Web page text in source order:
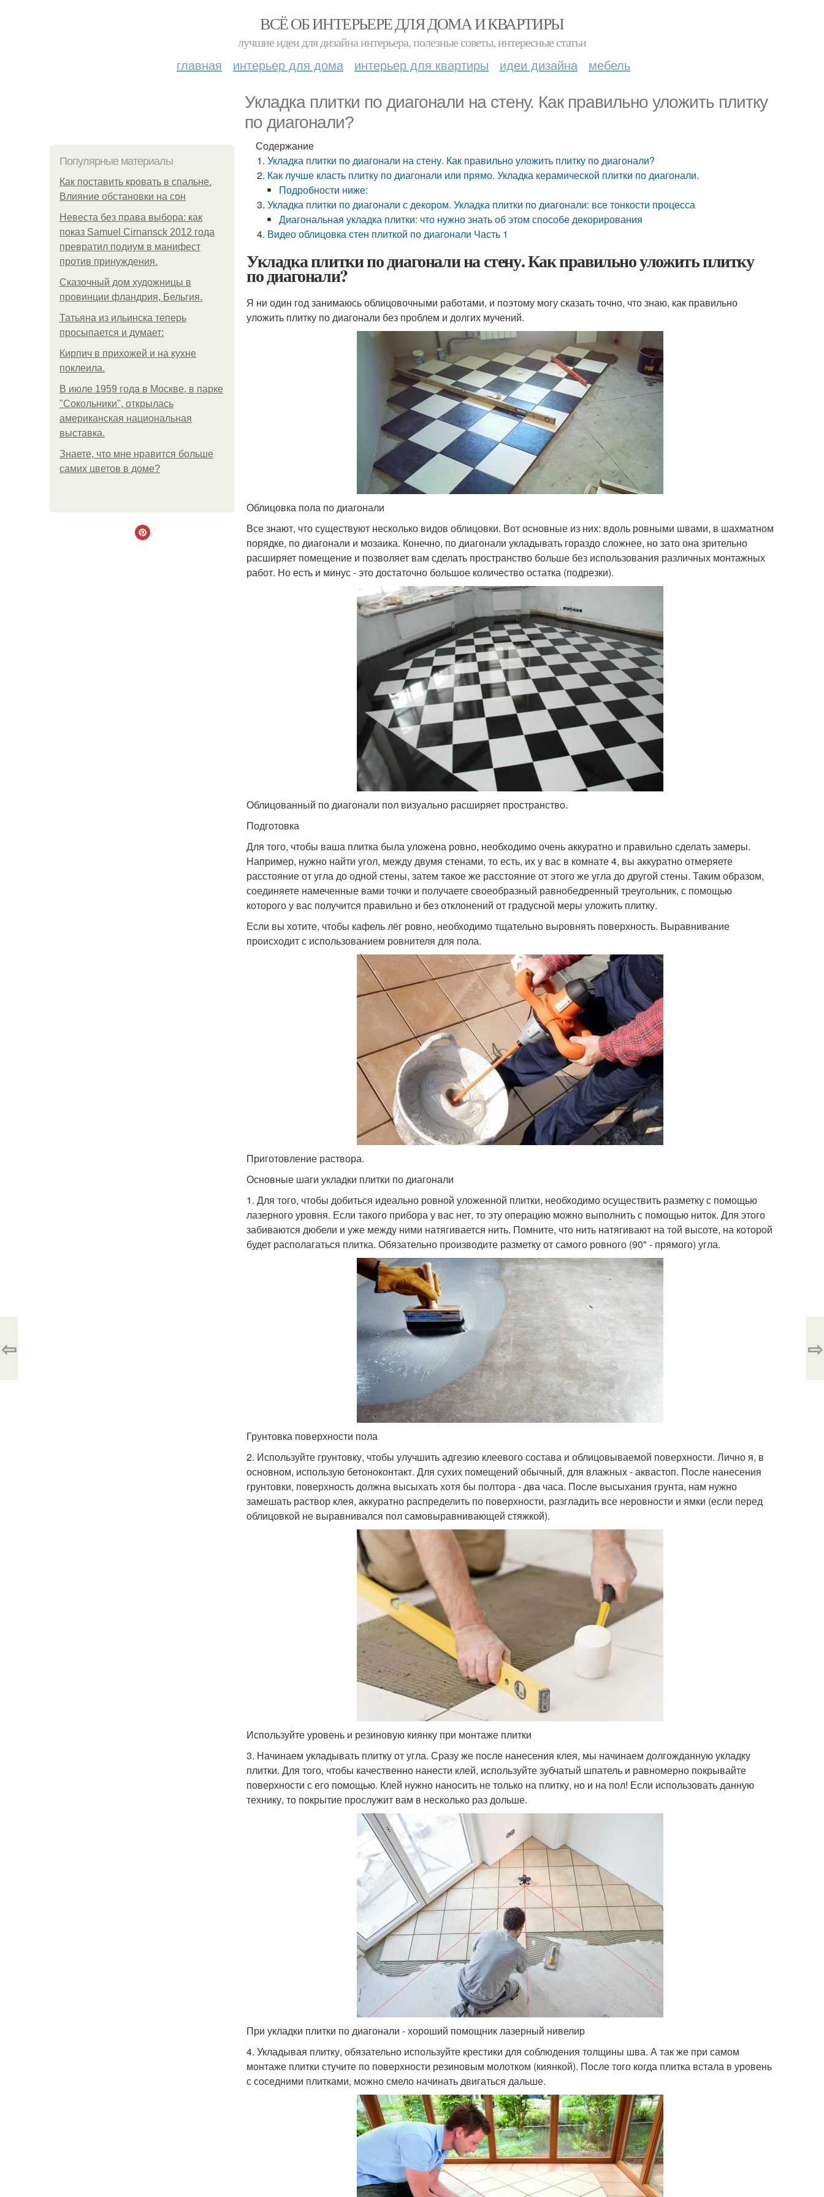
ВСЁ ОБ ИНТЕРЬЕРЕ ДЛЯ ДОМА И КВАРТИРЫ
лучшие идеи для дизайна интерьера, полезные советы, интересные статьи
главная интерьер для дома интерьер для квартиры идеи дизайна мебель
Укладка плитки по диагонали на стену. Как правильно уложить плитку
по диагонали?
Популярные материалы
Как поставить кровать в спальне.
Влияние обстановки на сон
Невеста без права выбора: как
показ Samuel Cirnansck 2012 года
превратил подиум в манифест
против принуждения.
Сказочный дом художницы в
провинции фландрия, Бельгия.
Татьяна из ильинска теперь
просыпается и думает:
Кирпич в прихожей и на кухне
поклеила.
В июле 1959 года в Москве, в парке
"Сокольники", открылась
американская национальная
выставка.
Знаете, что мне нравится больше
самих цветов в доме?
Содержание
Укладка плитки по диагонали на стену. Как правильно уложить плитку по диагонали?
Как лучше класть плитку по диагонали или прямо. Укладка керамической плитки по диагонали.
Подробности ниже:
Укладка плитки по диагонали с декором. Укладка плитки по диагонали: все тонкости процесса
Диагональная укладка плитки: что нужно знать об этом способе декорирования
Видео облицовка стен плиткой по диагонали Часть 1
Укладка плитки по диагонали на стену. Как правильно уложить плитку
по диагонали?
Я ни один год занимаюсь облицовочными работами, и поэтому могу сказать точно, что знаю, как правильно
уложить плитку по диагонали без проблем и долгих мучений.
Облицовка пола по диагонали
Все знают, что существуют несколько видов облицовки. Вот основные из них: вдоль ровными швами, в шахматном
порядке, по диагонали и мозаика. Конечно, по диагонали укладывать гораздо сложнее, но зато она зрительно
расширяет помещение и позволяет вам сделать пространство больше без использования различных монтажных
работ. Но есть и минус - это достаточно большое количество остатка (подрезки).
Облицованный по диагонали пол визуально расширяет пространство.
Подготовка
Для того, чтобы ваша плитка была уложена ровно, необходимо очень аккуратно и правильно сделать замеры.
Например, нужно найти угол, между двумя стенами, то есть, их у вас в комнате 4, вы аккуратно отмеряете
расстояние от угла до одной стены, затем такое же расстояние от этого же угла до другой стены. Таким образом,
соединяете намеченные вами точки и получаете своеобразный равнобедренный треугольник, с помощью
которого у вас получится правильно и без отклонений от градусной меры уложить плитку.
Если вы хотите, чтобы кафель лёг ровно, необходимо тщательно выровнять поверхность. Выравнивание
происходит с использованием ровнителя для пола.
Приготовление раствора.
Основные шаги укладки плитки по диагонали
1. Для того, чтобы добиться идеально ровной уложенной плитки, необходимо осуществить разметку с помощью
лазерного уровня. Если такого прибора у вас нет, то эту операцию можно выполнить с помощью ниток. Для этого
забиваются дюбели и уже между ними натягивается нить. Помните, что нить натягивают на той высоте, на которой
будет располагаться плитка. Обязательно производите разметку от самого ровного (90" - прямого) угла.
Грунтовка поверхности пола
2. Используйте грунтовку, чтобы улучшить адгезию клеевого состава и облицовываемой поверхности. Лично я, в
основном, использую бетоноконтакт. Для сухих помещений обычный, для влажных - аквастоп. После нанесения
грунтовки, поверхность должна высыхать хотя бы полтора - два часа. После высыхания грунта, нам нужно
замешать раствор клея, аккуратно распределить по поверхности, разгладить все неровности и ямки (если перед
облицовкой не выравнивался пол самовыравнивающей стяжкой).
Используйте уровень и резиновую киянку при монтаже плитки
3. Начинаем укладывать плитку от угла. Сразу же после нанесения клея, мы начинаем долгожданную укладку
плитки. Для того, чтобы качественно нанести клей, используйте зубчатый шпатель и равномерно покрывайте
поверхности с его помощью. Клей нужно наносить не только на плитку, но и на пол! Если использовать данную
технику, то покрытие прослужит вам в несколько раз дольше.
При укладки плитки по диагонали - хороший помощник лазерный нивелир
4. Укладывая плитку, обязательно используйте крестики для соблюдения толщины шва. А так же при самом
монтаже плитки стучите по поверхности резиновым молотком (киянкой). После того когда плитка встала в уровень
с соседними плитками, можно смело начинать двигаться дальше.
⇦ ⇨